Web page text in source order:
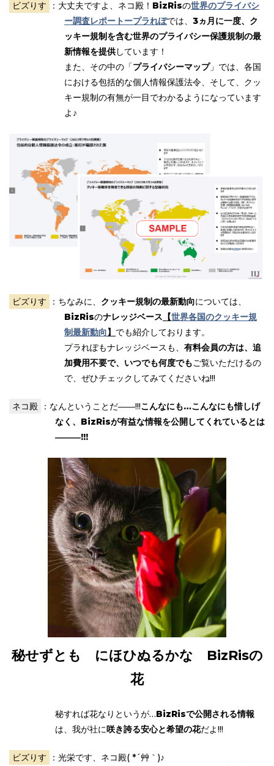
ビズりす ：大丈夫ですよ、ネコ殿！ BizRisの世界のプライバシ
ー調査レポートープラれぽでは、 3ヵ月に一度、ク
ッキー規制を含む世界のプライバシー保護規制の最
新情報を提供しています！
また、その中の「プライバシーマップ」では、各国
における包括的な個人情報保護法令、そして、クッ
キー規制の有無が一目でわかるようになっています
よ♪
ビズりす ：ちなみに、 クッキー規制の最新動向については、
BizRisのナレッジベース 【世界各国のクッキー規
制最新動向】 でも紹介しております。
プラれぽもナレッジベースも、 有料会員の方は、追
加費用不要で、いつでも何度でもご覧いただけるの
で、ぜひチェックしてみてくださいね!!!
ネコ殿 ：なんということだ――!!!こんなにも…こんなにも惜しげ
なく、BizRisが有益な情報を公開してくれているとは
―――!!!
秘せずとも にほひぬるかな BizRisの
花
秘すれば花なりというが…BizRisで公開される情報
は、我が社に咲き誇る安心と希望の花だよ!!!
ビズりす
：光栄です、ネコ殿( *´艸｀)♪